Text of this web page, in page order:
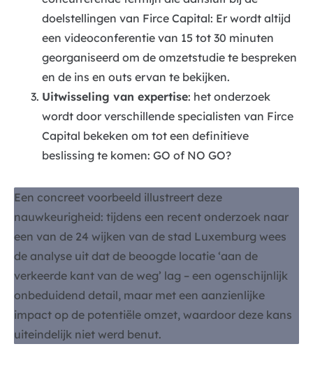
doelstellingen van Firce Capital: Er wordt altijd
een videoconferentie van 15 tot 30 minuten
georganiseerd om de omzetstudie te bespreken
en de ins en outs ervan te bekijken.
Uitwisseling van expertise: het onderzoek
wordt door verschillende specialisten van Firce
Capital bekeken om tot een definitieve
beslissing te komen: GO of NO GO?
Een concreet voorbeeld illustreert deze
nauwkeurigheid: tijdens een recent onderzoek naar
een van de 24 wijken van de stad Luxemburg wees
de analyse uit dat de beoogde locatie ‘aan de
verkeerde kant van de weg’ lag – een ogenschijnlijk
onbeduidend detail, maar met een aanzienlijke
impact op de potentiële omzet, waardoor deze kans
uiteindelijk niet werd benut.